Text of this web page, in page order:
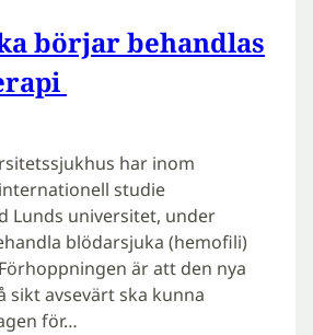
börjar behandlas
har inom
studie
Lunds universitet, under
blödarsjuka (hemofili)
är att den nya
sikt avsevärt ska kunna
för…